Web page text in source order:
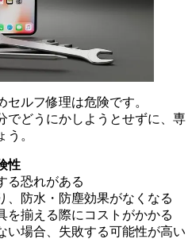
ルフ修理は危険です。
でどうにかしようとせずに、専
。
性
る恐れがある
、防水・防塵効果がなくなる
を揃える際にコストがかかる
い場合、失敗する可能性が高い